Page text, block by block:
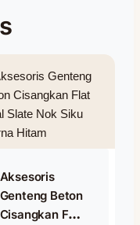
Aksesoris
Genteng Beton
Cisangkan Flat